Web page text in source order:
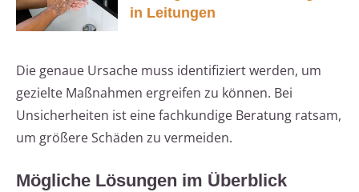
in Leitungen
Die genaue Ursache muss identifiziert werden, um
gezielte Maßnahmen ergreifen zu können. Bei
Unsicherheiten ist eine fachkundige Beratung ratsam,
um größere Schäden zu vermeiden.
Mögliche Lösungen im Überblick